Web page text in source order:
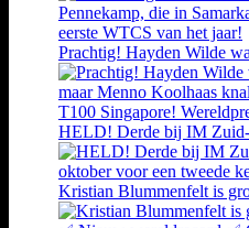
Prachtig! Hayden Wilde
HELD! Derde bij IM
Kristian Blummenfelt is